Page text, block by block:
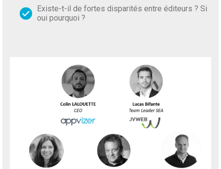
Existe-t-il de fortes disparités entre éditeurs ? Si
oui pourquoi ?